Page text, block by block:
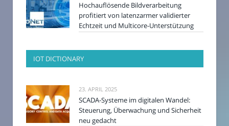
Hochauflösende Bildverarbeitung
profitiert von latenzarmer validierter
Echtzeit und Multicore-Unterstützung
IOT DICTIONARY
23. APRIL 2025
SCADA-Systeme im digitalen Wandel:
Steuerung, Überwachung und Sicherheit
neu gedacht